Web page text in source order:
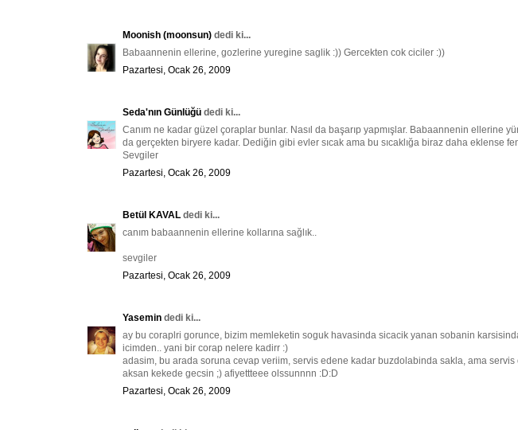
Moonish (moonsun) dedi ki...
Babaannenin ellerine, gozlerine yuregine saglik :)) Gercekten cok ciciler :))
Pazartesi, Ocak 26, 2009
Seda'nın Günlüğü dedi ki...
Canım ne kadar güzel çoraplar bunlar. Nasıl da başarıp yapmışlar. Babaannenin ellerine
da gerçekten biryere kadar. Dediğin gibi evler sıcak ama bu sıcaklığa biraz daha eklense
Sevgiler
Pazartesi, Ocak 26, 2009
Betül KAVAL dedi ki...
canım babaannenin ellerine kollarına sağlık..
sevgiler
Pazartesi, Ocak 26, 2009
Yasemin dedi ki...
ay bu coraplri gorunce, bizim memleketin soguk havasinda sicacik yanan sobanin
icimden.. yani bir corap nelere kadirr :)
adasim, bu arada soruna cevap veriim, servis edene kadar buzdolabinda sakla, ama
aksan kekede gecsin ;) afiyettteee olssunnnn :D:D
Pazartesi, Ocak 26, 2009